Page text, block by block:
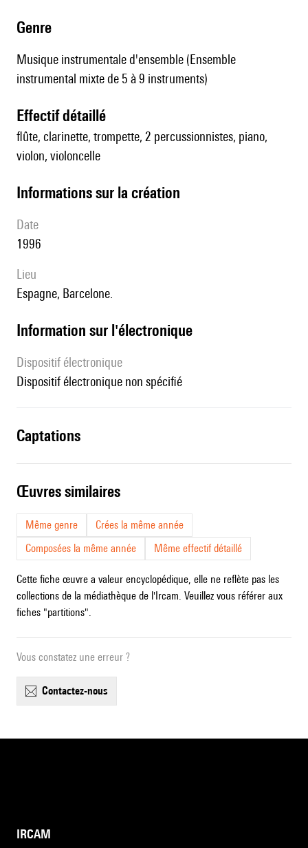
genre
Musique instrumentale d'ensemble (Ensemble
instrumental mixte de 5 à 9 instruments)
effectif détaillé
flûte, clarinette, trompette, 2 percussionnistes, piano,
violon, violoncelle
informations sur la création
date
1996
lieu
Espagne, Barcelone.
Information sur l'électronique
Dispositif électronique
dispositif électronique non spécifié
captations
œuvres similaires
Même genre
Crées la même année
Composées la même année
Même effectif détaillé
Cette fiche œuvre a valeur encyclopédique, elle ne reflète pas les
collections de la médiathèque de l'Ircam. Veuillez vous référer aux
fiches "partitions".
Vous constatez une erreur ?
contactez-nous
IRCAM